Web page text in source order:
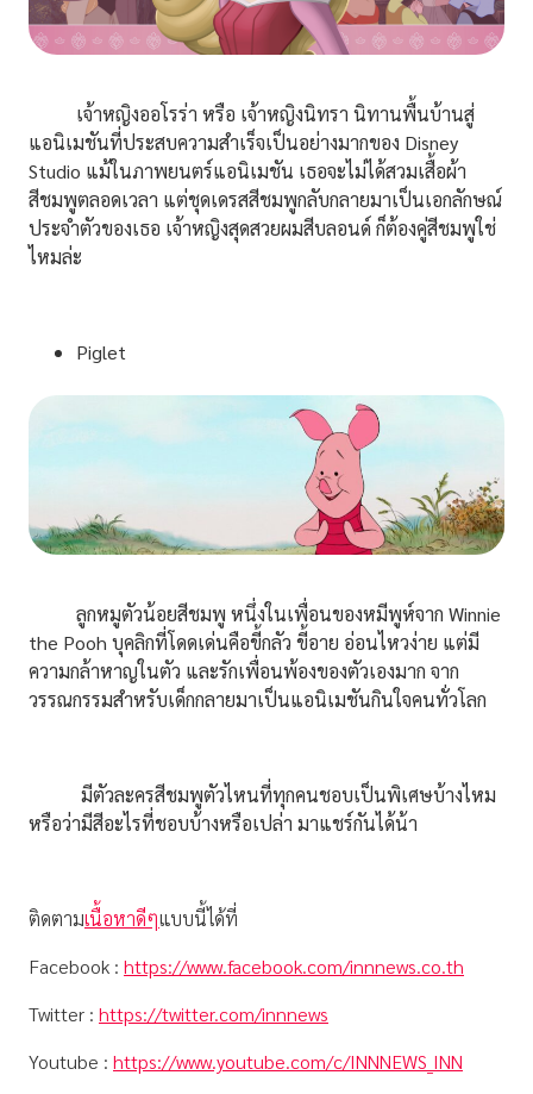
เจ้าหญิงออโรร่า หรือ เจ้าหญิงนิทรา นิทานพื้นบ้านสู่
แอนิเมชันที่ประสบความสำเร็จเป็นอย่างมากของ Disney
Studio แม้ในภาพยนตร์แอนิเมชัน เธอจะไม่ได้สวมเสื้อผ้า
สีชมพูตลอดเวลา แต่ชุดเดรสสีชมพูกลับกลายมาเป็นเอกลักษณ์
ประจำตัวของเธอ เจ้าหญิงสุดสวยผมสีบลอนด์ ก็ต้องคู่สีชมพูใช่
ไหมล่ะ
Piglet
ลูกหมูตัวน้อยสีชมพู หนึ่งในเพื่อนของหมีพูห์จาก Winnie
the Pooh บุคลิกที่โดดเด่นคือขี้กลัว ขี้อาย อ่อนไหวง่าย แต่มี
ความกล้าหาญในตัว และรักเพื่อนพ้องของตัวเองมาก จาก
วรรณกรรมสำหรับเด็กกลายมาเป็นแอนิเมชันกินใจคนทั่วโลก
มีตัวละครสีชมพูตัวไหนที่ทุกคนชอบเป็นพิเศษบ้างไหม
หรือว่ามีสีอะไรที่ชอบบ้างหรือเปล่า มาแชร์กันได้น้า
ติดตามเนื้อหาดีๆแบบนี้ได้ที่
Facebook : https://www.facebook.com/innnews.co.th
Twitter : https://twitter.com/innnews
Youtube : https://www.youtube.com/c/INNNEWS_INN